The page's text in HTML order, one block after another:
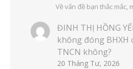
Về vấn đề bạn thắc mắc,
ĐINH THỊ HỒNG
không đóng BHXH
TNCN không?
20 Tháng Tư, 2026